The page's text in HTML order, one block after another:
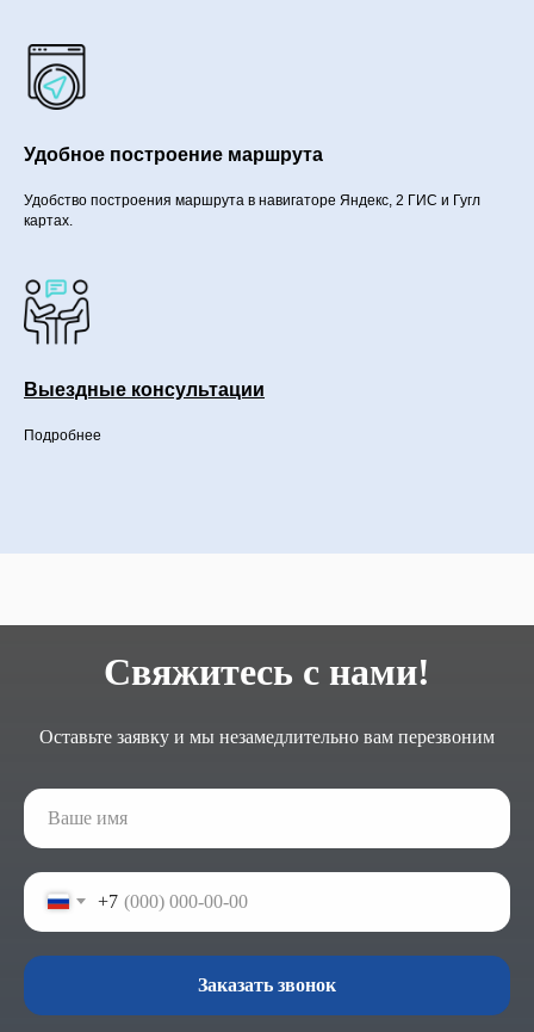
Удобное построение маршрута
Удобство построения маршрута в навигаторе Яндекс, 2 ГИС и Гугл
картах.
Выездные консультации
Подробнее
Свяжитесь с нами!
Оставьте заявку и мы незамедлительно вам перезвоним
+7
Заказать звонок